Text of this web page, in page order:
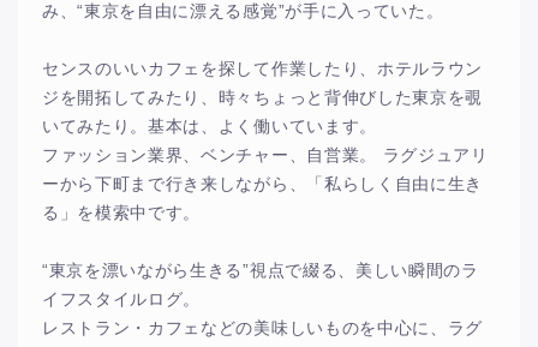
み、“東京を自由に漂える感覚”が手に入っていた。
センスのいいカフェを探して作業したり、ホテルラウン
ジを開拓してみたり、時々ちょっと背伸びした東京を覗
いてみたり。基本は、よく働いています。
ファッション業界、ベンチャー、自営業。 ラグジュアリ
ーから下町まで行き来しながら、「私らしく自由に生き
る」を模索中です。
“東京を漂いながら生きる”視点で綴る、美しい瞬間のラ
イフスタイルログ。
レストラン・カフェなどの美味しいものを中心に、ラグ